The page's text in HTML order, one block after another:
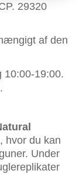
29320
af den
10:00-19:00.
hvor du kan
Under